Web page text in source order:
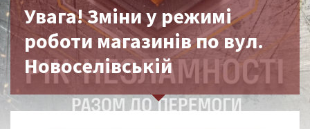
Увага! Зміни у режимі
роботи магазинів по вул.
Новоселівській